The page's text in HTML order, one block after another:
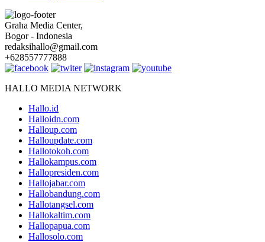
Graha Media Center,
Bogor - Indonesia
redaksihallo@gmail.com
+628557777888
HALLO MEDIA NETWORK
Hallo.id
Halloidn.com
Halloup.com
Halloupdate.com
Hallotokoh.com
Hallokampus.com
Hallopresiden.com
Hallojabar.com
Hallobandung.com
Hallotangsel.com
Hallokaltim.com
Hallopapua.com
Hallosolo.com